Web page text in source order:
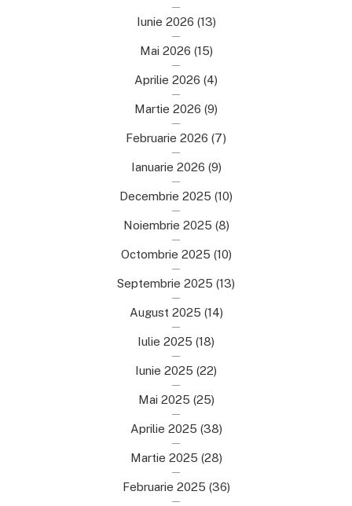
Iunie 2026 (13)
Mai 2026 (15)
Aprilie 2026 (4)
Martie 2026 (9)
Februarie 2026 (7)
Ianuarie 2026 (9)
Decembrie 2025 (10)
Noiembrie 2025 (8)
Octombrie 2025 (10)
Septembrie 2025 (13)
August 2025 (14)
Iulie 2025 (18)
Iunie 2025 (22)
Mai 2025 (25)
Aprilie 2025 (38)
Martie 2025 (28)
Februarie 2025 (36)